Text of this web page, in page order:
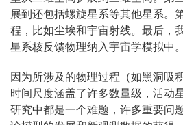
展到还包括螺旋星系等其他星系。
程，比如尘埃和宇宙射线。最后，
星系核反馈物理纳入宇宙学模拟中。
因为所涉及的物理过程（如黑洞吸
时间尺度涵盖了许多数量级，活动
研究中都是一个难题，许多重要问